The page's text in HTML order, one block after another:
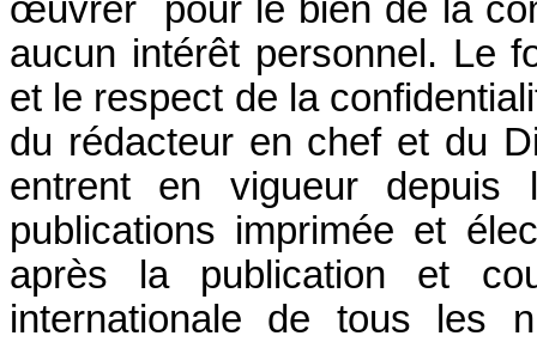
œuvrer pour le bien de la
aucun intérêt personnel. Le
et le respect de la
du rédacteur en chef et du
entrent en vigueur depuis
publications imprimée et
après la publication et
internationale de tous les